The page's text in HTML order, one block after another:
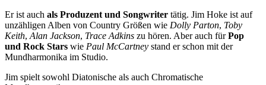
Er ist auch als Produzent und Songwriter tätig. Jim Hoke ist auf
unzähligen Alben von Country Größen wie Dolly Parton, Toby
Keith, Alan Jackson, Trace Adkins zu hören. Aber auch fürPop
und Rock Stars wie Paul McCartney stand er schon mit der
Mundharmonika im Studio.
Jim spielt sowohl Diatonische als auch Chromatische